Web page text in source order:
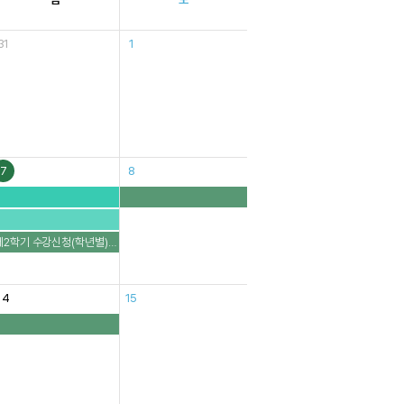
1
7
2학기 수강신청(학년별): 8.7.(4학년), 8.10.(3학년), 8.11.(2학년), 8.12.(1학년), 8.13~14(
8
15